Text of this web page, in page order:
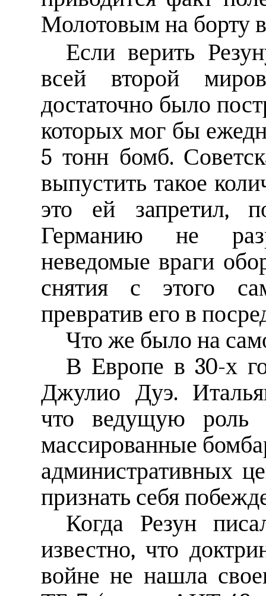
Молотовым на борту
Если верить
всей второй
достаточно было
которых мог бы
5 тонн бомб.
выпустить такое
это ей запретил,
Германию не
неведомые враги
снятия с этого
превратив его в
Что же было на
В Европе в 30-х
Джулио Дуэ.
что ведущую роль
массированные
административных
признать себя
Когда Резун
известно, что
войне не нашла